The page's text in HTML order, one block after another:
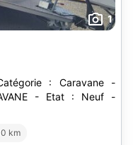
1
: Caravane -
- Etat : Neuf -
km